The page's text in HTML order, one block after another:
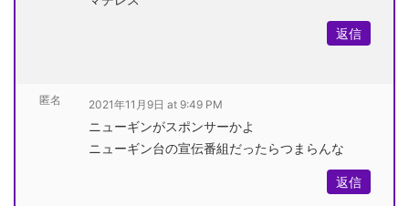
返信
匿名 2021年11月9日 at 9:49 PM
ニューギンがスポンサーかよ
ニューギン台の宣伝番組だったらつまらんな
返信